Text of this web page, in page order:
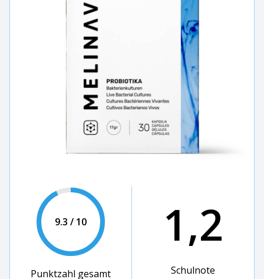
9.3 / 10
Punktzahl gesamt
1,2
Schulnote